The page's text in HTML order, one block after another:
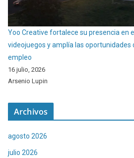
Yoo Creative fortalece su presencia en
videojuegos y amplía las oportunidades
empleo
16 julio, 2026
Arsenio Lupin
Archivos
agosto 2026
julio 2026